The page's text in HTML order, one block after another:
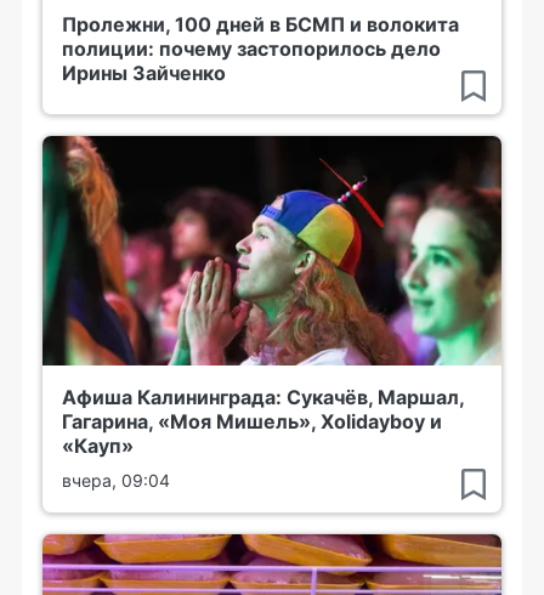
Пролежни, 100 дней в БСМП и волокита
полиции: почему застопорилось дело
Ирины Зайченко
Афиша Калининграда: Сукачёв, Маршал,
Гагарина, «Моя Мишель», Xolidayboy и
«Кауп»
вчера, 09:04